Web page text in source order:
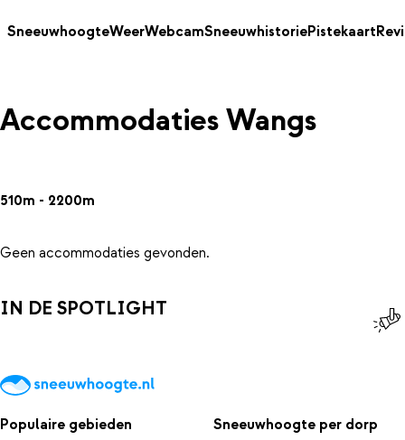
SneeuwhoogteWeerWebcamSneeuwhistoriePistekaart
Accommodaties Wangs
510m - 2200m
Geen accommodaties gevonden.
IN DE SPOTLIGHT
Populaire gebieden Sneeuwhoogte per dorp